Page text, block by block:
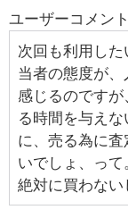
ユーザーコメント
次回も利用し
当者の態度が
感じるのですが
る時間を与え
に、売る為に
いでしょ、って
絶対に買わない